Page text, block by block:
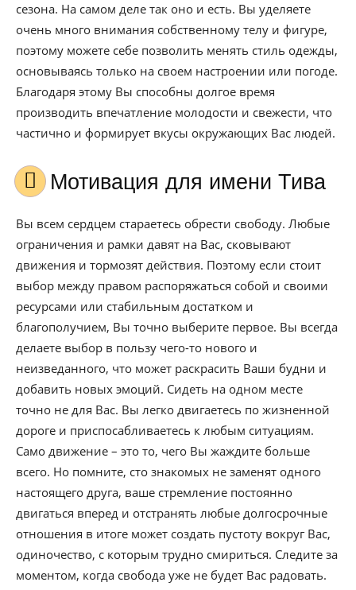
сезона. На самом деле так оно и есть. Вы уделяете
очень много внимания собственному телу и фигуре,
поэтому можете себе позволить менять стиль одежды,
основываясь только на своем настроении или погоде.
Благодаря этому Вы способны долгое время
производить впечатление молодости и свежести, что
частично и формирует вкусы окружающих Вас людей.
Мотивация для имени Тива
Вы всем сердцем стараетесь обрести свободу. Любые
ограничения и рамки давят на Вас, сковывают
движения и тормозят действия. Поэтому если стоит
выбор между правом распоряжаться собой и своими
ресурсами или стабильным достатком и
благополучием, Вы точно выберите первое. Вы всегда
делаете выбор в пользу чего-то нового и
неизведанного, что может раскрасить Ваши будни и
добавить новых эмоций. Сидеть на одном месте
точно не для Вас. Вы легко двигаетесь по жизненной
дороге и приспосабливаетесь к любым ситуациям.
Само движение – это то, чего Вы жаждите больше
всего. Но помните, сто знакомых не заменят одного
настоящего друга, ваше стремление постоянно
двигаться вперед и отстранять любые долгосрочные
отношения в итоге может создать пустоту вокруг Вас,
одиночество, с которым трудно смириться. Следите за
моментом, когда свобода уже не будет Вас радовать.